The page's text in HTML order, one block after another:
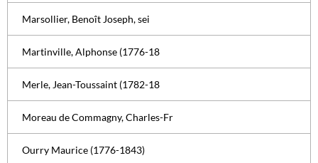
Marsollier, Benoît Joseph, sei
Martinville, Alphonse (1776-18
Merle, Jean-Toussaint (1782-18
Moreau de Commagny, Charles-Fr
Ourry Maurice (1776-1843)